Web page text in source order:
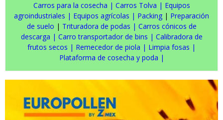
Carros para la cosecha | Carros Tolva | Equipos
agroindustriales | Equipos agrícolas | Packing | Preparación
de suelo | Trituradora de podas | Carros cónicos de
descarga | Carro transportador de bins | Calibradora de
frutos secos | Remecedor de piola | Limpia fosas |
Plataforma de cosecha y poda |